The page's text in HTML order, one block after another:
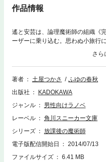
作品情報
遙と安芸は、論理魔術師の組織《
ーザーに乗り込む。思わぬ小旅行
上で《円環》幹部の殺人事件が発
著者 土屋つかさ
ふゆの春秋
出版社
KADOKAWA
ジャンル
男性向けラノベ
レーベル
角川スニーカー文庫
シリーズ
放課後の魔術師
電子版配信開始日
2014/07/13
ファイルサイズ
6.41 MB